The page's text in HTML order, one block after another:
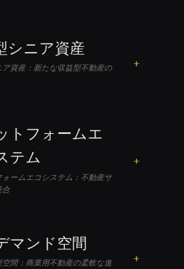
シニア資産
ア資産：新たな収益型不動産の
+
トフォームエ
テム
ォームエコシステム：不動産サ
合
+
マンド空間
空間：商業用不動産の柔軟な進
+